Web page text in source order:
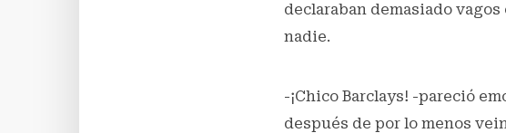
declaraban demasiado
nadie.
-¡Chico Barclays! -pareció
después de por lo menos